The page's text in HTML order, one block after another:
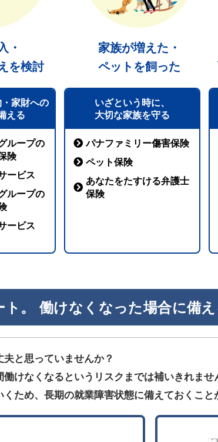
・
を検討
家族が増えた・
ペットを飼った
家財への
える
ループの
険
ービス
ループの
ービス
いざという時に、
大切な家族を守る
パナファミリー傷害保険
ペット保険
あなたをたすける弁護士
保険
ト。 働けなくなった場合に備え
と思っていませんか？
けなくなるというリスクまでは補いきれませ
ため、長期の就業障害状態に備えておくこと